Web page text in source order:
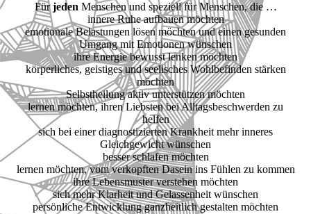
Fürjeden Menschen und speziell für Menschen, die …
innere Ruhe aufbauen möchten
emotionale Belastungen lösen möchten und einen gesunden
Umgang mit Emotionen wünschen
ihre Energie bewusst lenken möchten
körperliches, geistiges und seelisches Wohlbefinden stärken
möchten
Selbstheilung aktiv unterstützen möchten
lernen möchten, ihren Liebsten bei Alltagsbeschwerden zu
helfen
sich bei einer diagnostizierten Krankheit mehr inneres
Gleichgewicht wünschen
besser schlafen möchten
lernen möchten, vom verkopften Dasein ins Fühlen zu kommen
ihre Lebensmuster verstehen möchten
sich mehr Klarheit und Gelassenheit wünschen
persönliche Entwicklung ganzheitlich gestalten möchten